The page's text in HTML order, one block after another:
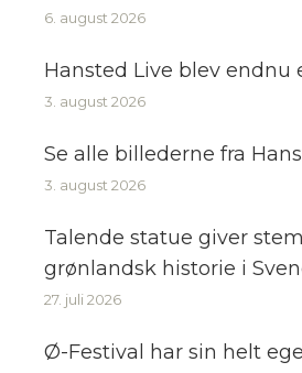
6. august 2026
Hansted Live blev endnu
3. august 2026
Se alle billederne fra
3. august 2026
Talende statue giver
grønlandsk historie i
27. juli 2026
Ø-Festival har sin helt